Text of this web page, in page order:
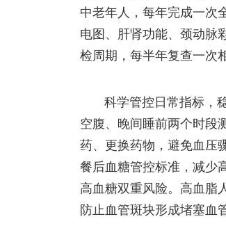
中老年人，每年完成一次
电图、肝肾功能、颈动脉
检周期，每半年复查一次
科学管控日常指标，
空腹、晚间睡前两个时段
药、更换药物，避免血压
餐后血糖管控标准，减少
高血糖双重风险。高血脂
防止血管斑块形成堵塞血管